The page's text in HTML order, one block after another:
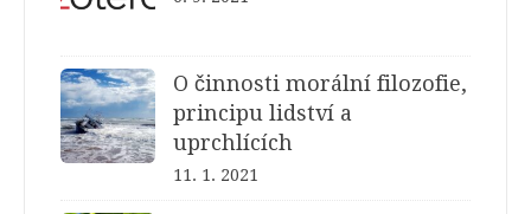
O činnosti morální filozofie,
principu lidství a
uprchlících
11. 1. 2021